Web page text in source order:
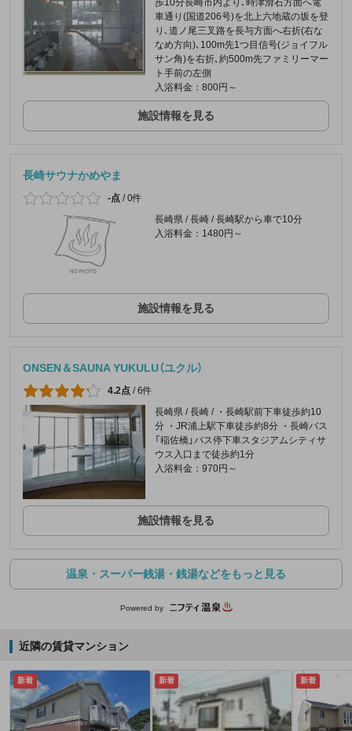
車通り(国道206号)を北上六地蔵の坂を登
り､道ノ尾三叉路を長与方面へ右折(右な
なめ方向)､100m先1つ目信号(ジョイフル
サン角)を右折､約500m先ファミリーマー
ト手前の左側
入浴料金：800円～
施設情報を見る
長崎サウナかめやま
-点 /0件
長崎県 / 長崎 / 長崎駅から車で10分
入浴料金：1480円～
施設情報を見る
ONSEN＆SAUNA YUKULU（ユクル）
4.2点 /6件
長崎県 / 長崎 / ・長崎駅前下車徒歩約10
分 ・JR浦上駅下車徒歩約8分 ・長崎バス
「稲佐橋」バス停下車スタジアムシティサ
ウス入口まで徒歩約1分
入浴料金：970円～
施設情報を見る
温泉・スーパー銭湯・銭湯などをもっと見る
Powered by
近隣の賃貸マンション
新着 新着 新着